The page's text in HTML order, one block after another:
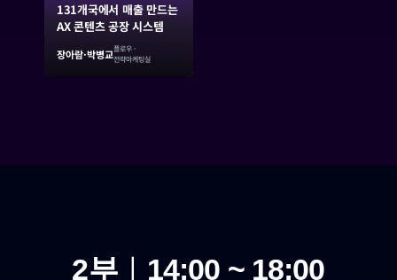
131개국에서 매출 만드는
AX 콘텐츠 공장 시스템
장아람·박병교플로우 ·
전략마케팅실
2부ㅣ 14:00 ~ 18:00